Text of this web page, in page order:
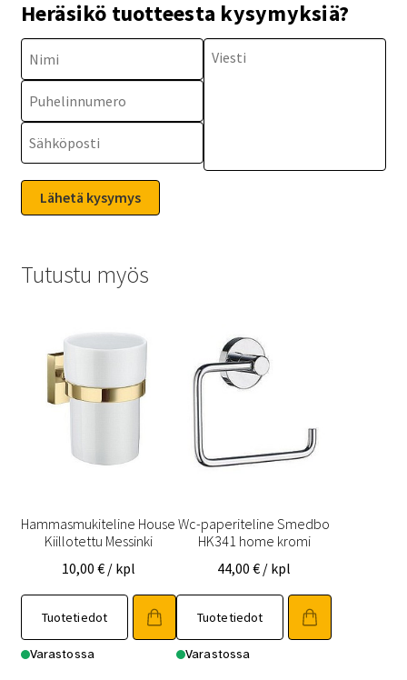
Heräsikö tuotteesta kysymyksiä?
Tutustu myös
Hammasmukiteline House
Kiillotettu Messinki
10,00 € / kpl
Tuotetiedot
Varastossa
Wc-paperiteline Smedbo
HK341 home kromi
44,00€ / kpl
Tuotetiedot
Varastossa